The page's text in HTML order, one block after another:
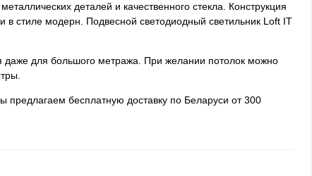
деталей и качественного стекла. Конструкция
в стиле модерн. Подвесной светодиодный светильник Loft IT
даже для большого метража. При желании потолок можно
предлагаем бесплатную доставку по Беларуси от 300